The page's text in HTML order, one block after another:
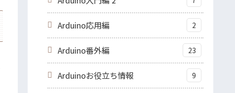
Arduino応用編 2
Arduino番外編 23
Arduinoお役立ち情報 9